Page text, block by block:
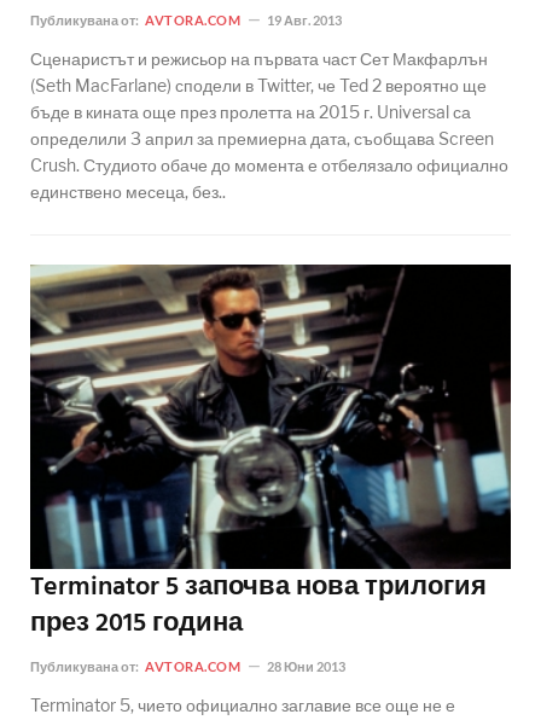
Публикувана от: AVTORA.COM 19 Авг. 2013
Сценаристът и режисьор на първата част Сет Макфарлън
(Seth MacFarlane) сподели в Twitter, че Ted 2 вероятно ще
бъде в кината още през пролетта на 2015 г. Universal са
определили 3 април за премиерна дата, съобщава Screen
Crush. Студиото обаче до момента е отбелязало официално
единствено месеца, без..
Terminator 5 започва нова трилогия
през 2015 година
Публикувана от: AVTORA.COM 28 Юни 2013
Terminator 5, чието официално заглавие все още не е